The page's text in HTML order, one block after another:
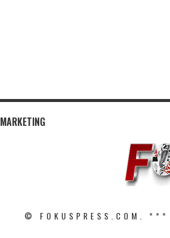
MARKETING
© FOKUSPRESS.COM. ***